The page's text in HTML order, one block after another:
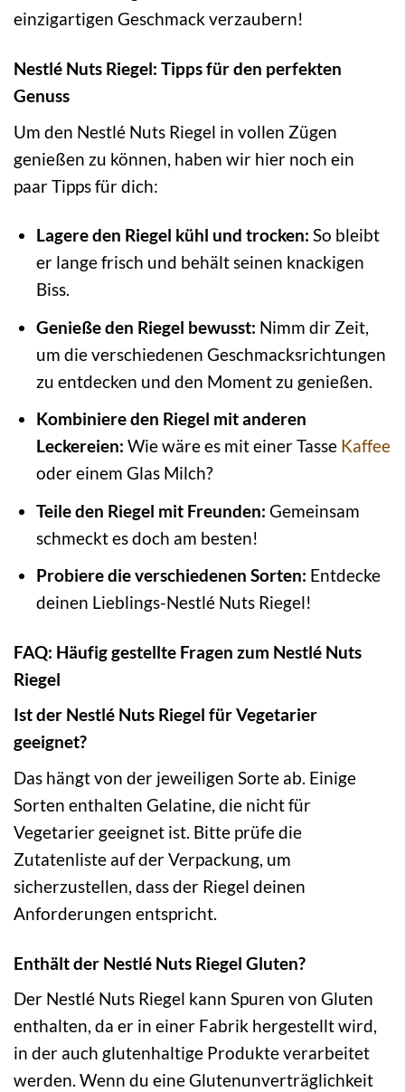
einzigartigen Geschmack verzaubern!
Nestlé Nuts Riegel: Tipps für den perfekten
Genuss
Um den Nestlé Nuts Riegel in vollen Zügen
genießen zu können, haben wir hier noch ein
paar Tipps für dich:
Lagere den Riegel kühl und trocken: So bleibt
er lange frisch und behält seinen knackigen
Biss.
Genieße den Riegel bewusst: Nimm dir Zeit,
um die verschiedenen Geschmacksrichtungen
zu entdecken und den Moment zu genießen.
Kombiniere den Riegel mit anderen
Leckereien: Wie wäre es mit einer Tasse Kaffee
oder einem Glas Milch?
Teile den Riegel mit Freunden: Gemeinsam
schmeckt es doch am besten!
Probiere die verschiedenen Sorten: Entdecke
deinen Lieblings-Nestlé Nuts Riegel!
FAQ: Häufig gestellte Fragen zum Nestlé Nuts
Riegel
Ist der Nestlé Nuts Riegel für Vegetarier
geeignet?
Das hängt von der jeweiligen Sorte ab. Einige
Sorten enthalten Gelatine, die nicht für
Vegetarier geeignet ist. Bitte prüfe die
Zutatenliste auf der Verpackung, um
sicherzustellen, dass der Riegel deinen
Anforderungen entspricht.
Enthält der Nestlé Nuts Riegel Gluten?
Der Nestlé Nuts Riegel kann Spuren von Gluten
enthalten, da er in einer Fabrik hergestellt wird,
in der auch glutenhaltige Produkte verarbeitet
werden. Wenn du eine Glutenunverträglichkeit